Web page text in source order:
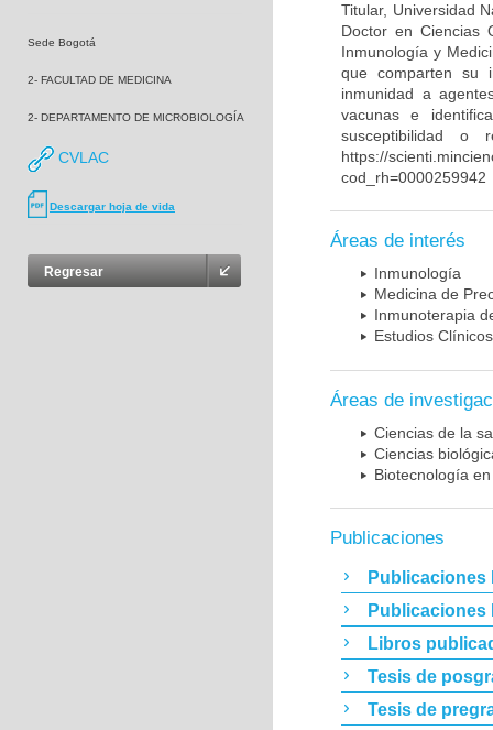
Sede Bogotá
2- FACULTAD DE MEDICINA
2- DEPARTAMENTO DE MICROBIOLOGÍA
CVLAC
Descargar hoja de vida
Regresar
Titular, Universidad
Doctor en Ciencias
Inmunología y
que comparten su
inmunidad a
vacunas e
susceptibilidad o
https://
cod_rh=0000259942
Áreas de interés
Inmunología
Medicina de
Inmunoterapia
Estudios Clínicos
Áreas de
Ciencias de la
Ciencias
Biotecnología
Publicaciones
Publicaciones
Publicaciones
Libros
Tesis de
Tesis de